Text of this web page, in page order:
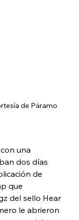
de Páramo
una
dos días
de
que
del sello Hear
le abrieron